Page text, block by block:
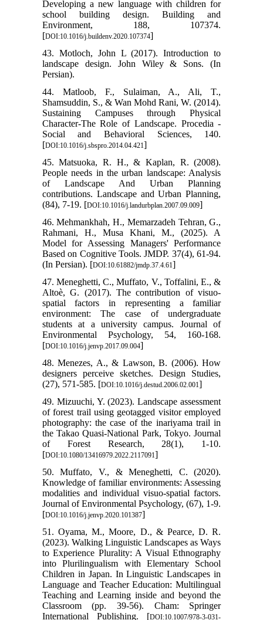
Developing a new language with children for
school building design. Building and
Environment, 188, 107374.
[DOI:10.1016/j.buildenv.2020.107374]
43. Motloch, John L (2017). Introduction to
landscape design. John Wiley & Sons. (In
Persian).
44. Matloob, F., Sulaiman, A., Ali, T.,
Shamsuddin, S., & Wan Mohd Rani, W. (2014).
Sustaining Campuses through Physical
Character-The Role of Landscape. Procedia -
Social and Behavioral Sciences, 140.
[DOI:10.1016/j.sbspro.2014.04.421]
45. Matsuoka, R. H., & Kaplan, R. (2008).
People needs in the urban landscape: Analysis
of Landscape And Urban Planning
contributions. Landscape and Urban Planning,
(84), 7-19. [DOI:10.1016/j.landurbplan.2007.09.009]
46. Mehmankhah, H., Memarzadeh Tehran, G.,
Rahmani, H., Musa Khani, M., (2025). A
Model for Assessing Managers' Performance
Based on Cognitive Tools. JMDP. 37(4), 61-94.
(In Persian). [DOI:10.61882/jmdp.37.4.61]
47. Meneghetti, C., Muffato, V., Toffalini, E., &
Altoè, G. (2017). The contribution of visuo-
spatial factors in representing a familiar
environment: The case of undergraduate
students at a university campus. Journal of
Environmental Psychology, 54, 160-168.
[DOI:10.1016/j.jenvp.2017.09.004]
48. Menezes, A., & Lawson, B. (2006). How
designers perceive sketches. Design Studies,
(27), 571-585. [DOI:10.1016/j.destud.2006.02.001]
49. Mizuuchi, Y. (2023). Landscape assessment
of forest trail using geotagged visitor employed
photography: the case of the inariyama trail in
the Takao Quasi-National Park, Tokyo. Journal
of Forest Research, 28(1), 1-10.
[DOI:10.1080/13416979.2022.2117091]
50. Muffato, V., & Meneghetti, C. (2020).
Knowledge of familiar environments: Assessing
modalities and individual visuo-spatial factors.
Journal of Environmental Psychology, (67), 1-9.
[DOI:10.1016/j.jenvp.2020.101387]
51. Oyama, M., Moore, D., & Pearce, D. R.
(2023). Walking Linguistic Landscapes as Ways
to Experience Plurality: A Visual Ethnography
into Plurilingualism with Elementary School
Children in Japan. In Linguistic Landscapes in
Language and Teacher Education: Multilingual
Teaching and Learning inside and beyond the
Classroom (pp. 39-56). Cham: Springer
International Publishing. [DOI:10.1007/978-3-031-